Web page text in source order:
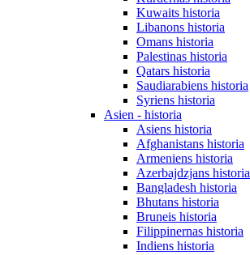
Kuwaits historia
Libanons historia
Omans historia
Palestinas historia
Qatars historia
Saudiarabiens historia
Syriens historia
Asien - historia
Asiens historia
Afghanistans historia
Armeniens historia
Azerbajdzjans historia
Bangladesh historia
Bhutans historia
Bruneis historia
Filippinernas historia
Indiens historia